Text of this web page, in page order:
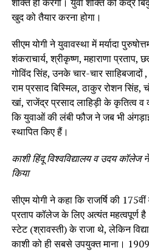
खुद को तैयार करना होगा।
सीएम योगी ने युवावस्था में मर्यादा
शंकराचार्य, श्रीकृष्ण, महाराणा प्रताप,
गोविंद सिंह, उनके चार-चार साहिबजादों
राम प्रसाद बिस्मिल, ठाकुर रोशन
खां, राजेंद्र प्रसाद लाहिड़ी के कृतित्व व
कि युवाओं की लंबी फौज ने जब भी
स्थापित किए हैं।
काशी हिंदू विश्वविद्यालय व उदय
किया
सीएम योगी ने कहा कि राजर्षि की
प्रताप कॉलेज के लिए अत्यंत महत्वपूर्ण
स्टेट (श्रावस्ती) के राजा थे, लेकिन
काशी को ही सबसे उपयुक्त माना।